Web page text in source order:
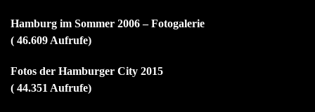
Hamburg im Sommer 2006 – Fotogalerie
( 46.609 Aufrufe)
Fotos der Hamburger City 2015
( 44.351 Aufrufe)